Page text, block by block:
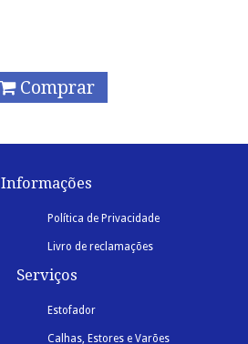
Comprar
Informações
Política de Privacidade
Livro de reclamações
Serviços
Estofador
Calhas, Estores e Varões